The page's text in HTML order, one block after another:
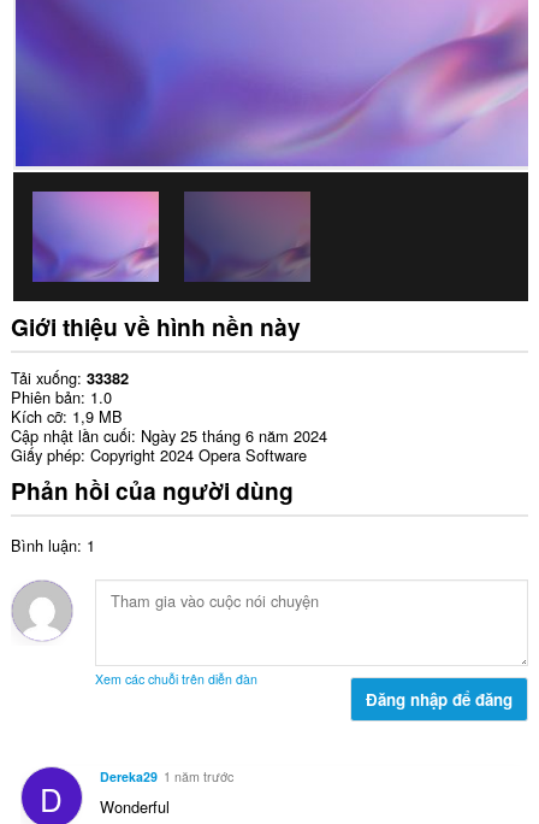
Giới thiệu về hình nền này
Tải xuống 33382
Phiên bản 1.0
Kích cỡ 1,9 MB
Cập nhật lần cuối Ngày 25 tháng 6 năm 2024
Giấy phép Copyright 2024 Opera Software
Phản hồi của người dùng
Bình luận: 1
Xem các chuỗi trên diễn đàn
Đăng nhập để đăng
D Dereka29 1 năm trước
Wonderful